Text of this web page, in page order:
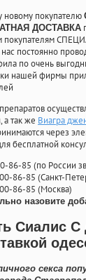
новому покупателю
ДОСТАВКА
покупателям
нас постоянно
по очень
нашей фирмы
а так же Виагра
через
бесплатной
86-85 (по России
86-85 (Санкт-
86-85 (Москва)
назовите
Сиалис С
секса